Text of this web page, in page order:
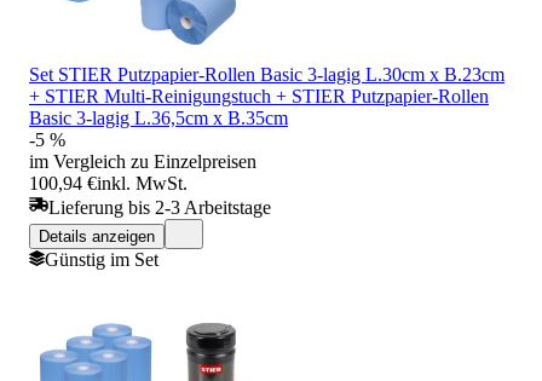
Set STIER Putzpapier-Rollen Basic 3-lagig L.30cm x B.23cm
+ STIER Multi-Reinigungstuch + STIER Putzpapier-Rollen
Basic 3-lagig L.36,5cm x B.35cm
-5 %
im Vergleich zu Einzelpreisen
100,94 €inkl. MwSt.
Lieferung bis 2-3 Arbeitstage
Details anzeigen
Günstig im Set